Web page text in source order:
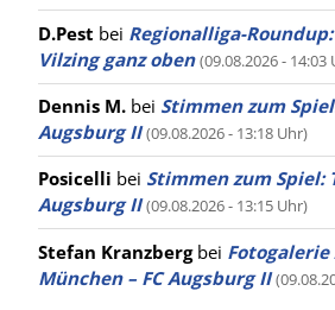
D.Pest bei Regionalliga-
Vilzing ganz oben (09.08.2026 - 14:03
Dennis M. bei Stimmen zum
Augsburg II (09.08.2026 - 13:18 Uhr)
Posicelli bei Stimmen zum Spiel:
Augsburg II (09.08.2026 - 13:15 Uhr)
Stefan Kranzbergbei Fotogalerie
München – FC Augsburg II